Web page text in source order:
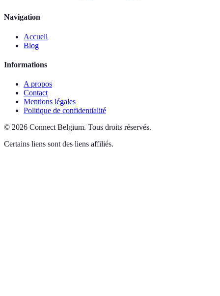
Navigation
Accueil
Blog
Informations
A propos
Contact
Mentions légales
Politique de confidentialité
© 2026 Connect Belgium. Tous droits réservés.
Certains liens sont des liens affiliés.